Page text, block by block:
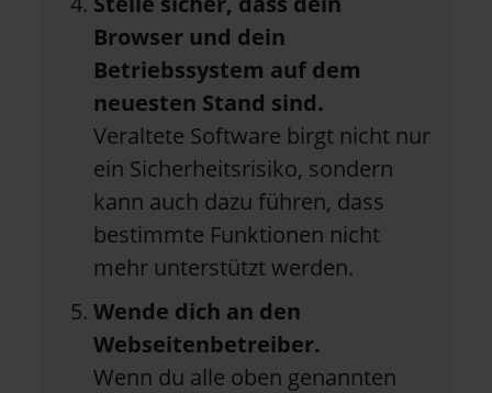
Browser und dein
Betriebssystem auf dem
neuesten Stand sind.
Veraltete Software birgt nicht nur
ein Sicherheitsrisiko, sondern
kann auch dazu führen, dass
bestimmte Funktionen nicht
mehr unterstützt werden.
Wende dich an den
Webseitenbetreiber.
Wenn du alle oben genannten